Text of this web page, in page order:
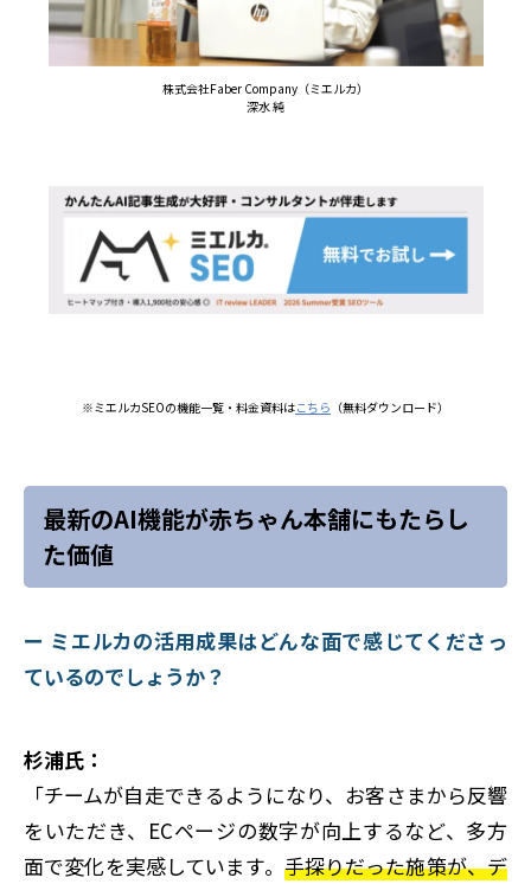
株式会社Faber Company（ミエルカ）
深水 純
※ミエルカSEOの機能一覧・料金資料はこちら （無料ダウンロード）
最新のAI機能が赤ちゃん本舗にもたらし
た価値
ー ミエルカの活用成果はどんな面で感じてくださっ
ているのでしょうか？
杉浦氏：
「チームが自走できるようになり、お客さまから反響
をいただき、ECページの数字が向上するなど、多方
面で変化を実感しています。 手探りだった施策が、デ